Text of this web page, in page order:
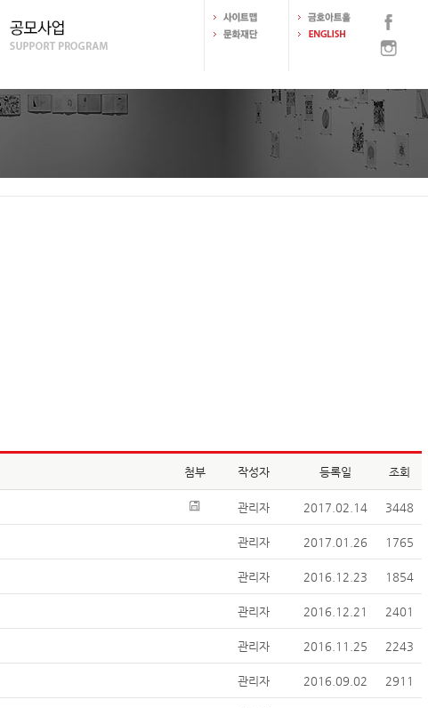
첨부 작성자 등록일 조회
관리자 2017.02.14 3448
관리자 2017.01.26 1765
관리자 2016.12.23 1854
관리자 2016.12.21 2401
관리자 2016.11.25 2243
관리자 2016.09.02 2911